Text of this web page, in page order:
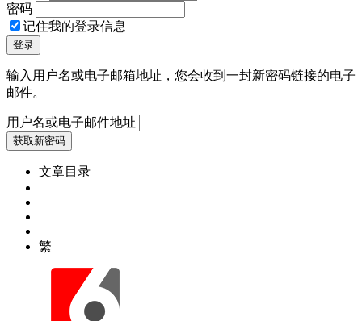
密码
记住我的登录信息
输入用户名或电子邮箱地址，您会收到一封新密码链接的电子
邮件。
用户名或电子邮件地址
文章目录
繁